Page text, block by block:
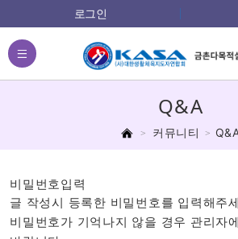
로그인
전체메뉴
홈 커뮤니티
Q&A
비밀번호입력
글 작성시 등록한 비밀번호를 입력해주
비밀번호가 기억나지 않을 경우 관리자